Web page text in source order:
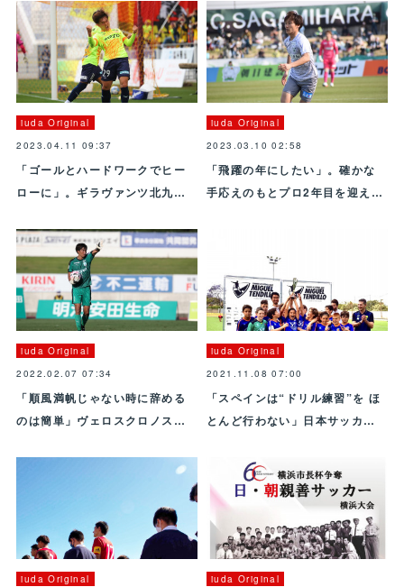
iuda Original
2023.04.11 09:37
「ゴールとハードワークでヒー
ローに」。ギラヴァンツ北九…
iuda Original
2023.03.10 02:58
「飛躍の年にしたい」。確かな
手応えのもとプロ2年目を迎え…
iuda Original
2022.02.07 07:34
「順風満帆じゃない時に辞める
のは簡単」ヴェロスクロノス…
iuda Original
2021.11.08 07:00
「スペインは“ドリル練習”を ほ
とんど行わない」日本サッカ…
iuda Original
iuda Original